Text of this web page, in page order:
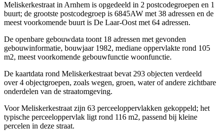
Meliskerkestraat in Arnhem is opgedeeld in 2 postcodegroepen en 1
buurt; de grootste postcodegroep is 6845AW met 38 adressen en de
meest voorkomende buurt is De Laar-Oost met 64 adressen.
De openbare gebouwdata toont 18 adressen met gevonden
gebouwinformatie, bouwjaar 1982, mediane oppervlakte rond 105
m2, meest voorkomende gebouwfunctie woonfunctie.
De kaartdata rond Meliskerkestraat bevat 293 objecten verdeeld
over 4 objectgroepen, zoals wegen, groen, water of andere zichtbare
onderdelen van de straatomgeving.
Voor Meliskerkestraat zijn 63 perceeloppervlakken gekoppeld; het
typische perceeloppervlak ligt rond 116 m2, passend bij kleine
percelen in deze straat.